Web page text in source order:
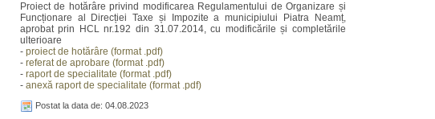
Proiect de hotărâre privind modificarea Regulamentului de Organizare și
Funcționare al Direcției Taxe și Impozite a municipiului Piatra Neamț,
aprobat prin HCL nr.192 din 31.07.2014, cu modificările și completările
ulterioare
- proiect de hotărâre (format .pdf)
- referat de aprobare (format .pdf)
- raport de specialitate (format .pdf)
- anexă raport de specialitate (format .pdf)
Postat la data de: 04.08.2023